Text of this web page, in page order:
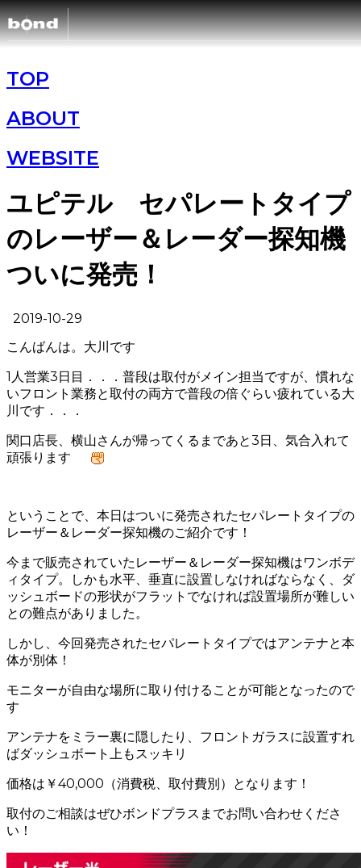
SHOP
ABOUT
TOP
ABOUT
WEBSITE
ユピテル セパレートタイプ
のレーザー＆レーダー探知機
ついに発売！
2019-10-29
こんばんは。大川です
1人営業3日目．．．普段は取付がメイン担当ですが、慣れな
いフロント業務と取付の両方で普段の倍ぐらい疲れている大
川です．．．
関口店長、横山さんが帰ってくるまであと3日、気合入れて
頑張ります
ということで、本日はついに発売されたセパレートタイプの
レーザー＆レーダー探知機のご紹介です！
今まで販売されていたレーザー＆レーダー探知機はワンボデ
ィタイプ。しかも水平、垂直に設置しなければならなく、ダ
ッシュボードの形状がフラットでなければ設置場所が難しい
との難点がありました。
しかし、今回発売されたセパレートタイプではアンテナと本
体が別体！
モニターが自由な場所に取り付けることが可能となったので
す
アンテナをミラー裏に隠したり、フロントガラスに設置すれ
ばダッシュボート上もスッキリ
価格は￥40,000（消費税、取付費別）となります！
取付のご相談はぜひボンドプラスまでお問い合わせくださ
い！